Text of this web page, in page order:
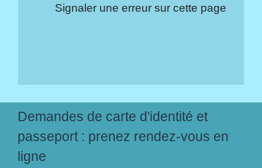
Signaler une erreur sur cette page
Demandes de carte d'identité et
passeport : prenez rendez-vous en
ligne